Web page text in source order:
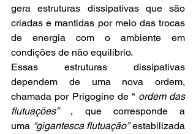
gera estruturas dissipativas que são
criadas e mantidas por meio das trocas
de energia com o ambiente em
condições de não equilíbrio.
Essas estruturas dissipativas
dependem de uma nova ordem,
chamada por Prigogine de “ ordem das
flutuações” , que corresponde a
uma “gigantesca flutuação” estabilizada